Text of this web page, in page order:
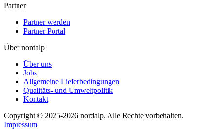
Partner
Partner werden
Partner Portal
Über nordalp
Über uns
Jobs
Allgemeine Lieferbedingungen
Qualitäts- und Umweltpolitik
Kontakt
Copyright © 2025-2026 nordalp. Alle Rechte vorbehalten.
Impressum